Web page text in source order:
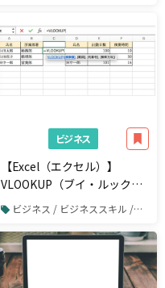
ビジネス
【Excel（エクセル）】
VLOOKUP（ブイ・ルックア
ップ）関数の使い方
ビジネス / ビジネススキル / Excel